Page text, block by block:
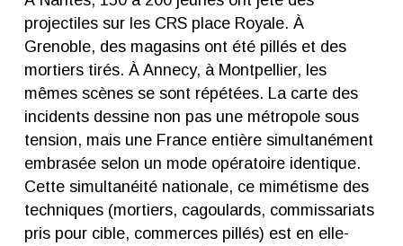
projectiles sur les CRS place Royale. À
Grenoble, des magasins ont été pillés et des
mortiers tirés. À Annecy, à Montpellier, les
mêmes scènes se sont répétées. La carte des
incidents dessine non pas une métropole sous
tension, mais une France entière simultanément
embrasée selon un mode opératoire identique.
Cette simultanéité nationale, ce mimétisme des
techniques (mortiers, cagoulards, commissariats
pris pour cible, commerces pillés) est en elle-